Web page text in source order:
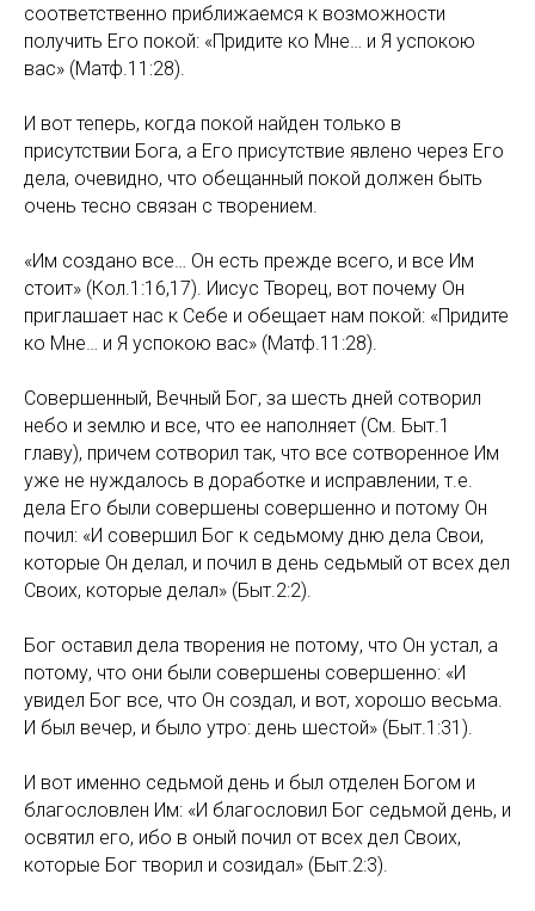
соответственно приближаемся к возможности
получить Его покой: «Придите ко Мне… и Я успокою
вас» (Матф.11:28).
И вот теперь, когда покой найден только в
присутствии Бога, а Его присутствие явлено через Его
дела, очевидно, что обещанный покой должен быть
очень тесно связан с творением.
«Им создано все… Он есть прежде всего, и все Им
стоит» (Кол.1:16,17). Иисус Творец, вот почему Он
приглашает нас к Себе и обещает нам покой: «Придите
ко Мне… и Я успокою вас» (Матф.11:28).
Совершенный, Вечный Бог, за шесть дней сотворил
небо и землю и все, что ее наполняет (См. Быт.1
главу), причем сотворил так, что все сотворенное Им
уже не нуждалось в доработке и исправлении, т.е.
дела Его были совершены совершенно и потому Он
почил: «И совершил Бог к седьмому дню дела Свои,
которые Он делал, и почил в день седьмый от всех дел
Своих, которые делал» (Быт.2:2).
Бог оставил дела творения не потому, что Он устал, а
потому, что они были совершены совершенно: «И
увидел Бог все, что Он создал, и вот, хорошо весьма.
И был вечер, и было утро: день шестой» (Быт.1:31).
И вот именно седьмой день и был отделен Богом и
благословлен Им: «И благословил Бог седьмой день, и
освятил его, ибо в оный почил от всех дел Своих,
которые Бог творил и созидал» (Быт.2:3).